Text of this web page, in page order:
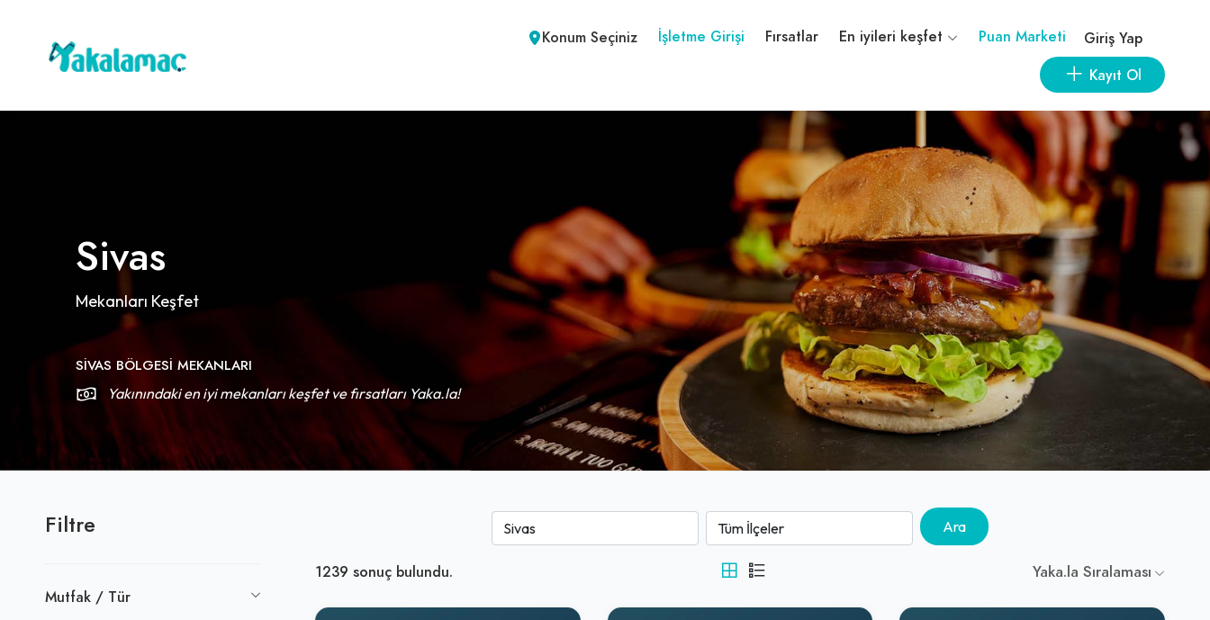
Konum Seçiniz İşletme Girişi Fırsatlar En iyileri keşfet Puan Marketi
Giriş Yap
Kayıt Ol
Sivas
Mekanları Keşfet
SIVAS BÖLGESI MEKANLARI
Yakınındaki en iyi mekanları keşfet ve fırsatları Yaka.la!
Filtre
Mutfak / Tür
Ara
1239 sonuç bulundu. Yaka.la Sıralaması